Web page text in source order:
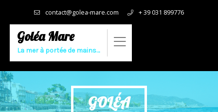
contact@golea-mare.com + 39 031 899776
Goléa Mare
La mer à portée de mains…
GOLÉA